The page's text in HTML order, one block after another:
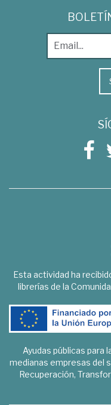
Esta actividad ha
librerías de la
Ayudas públicas para
medianas empresas del
Recuperación,